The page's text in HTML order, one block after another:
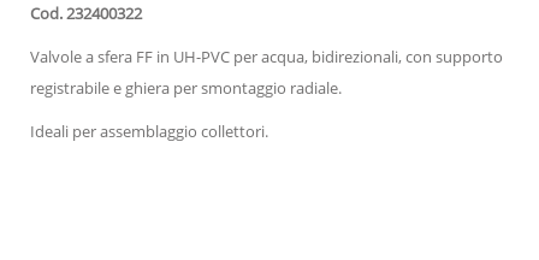
Cod. 232400322
Valvole a sfera FF in UH-PVC per acqua, bidirezionali, con supporto
registrabile e ghiera per smontaggio radiale.
Ideali per assemblaggio collettori.